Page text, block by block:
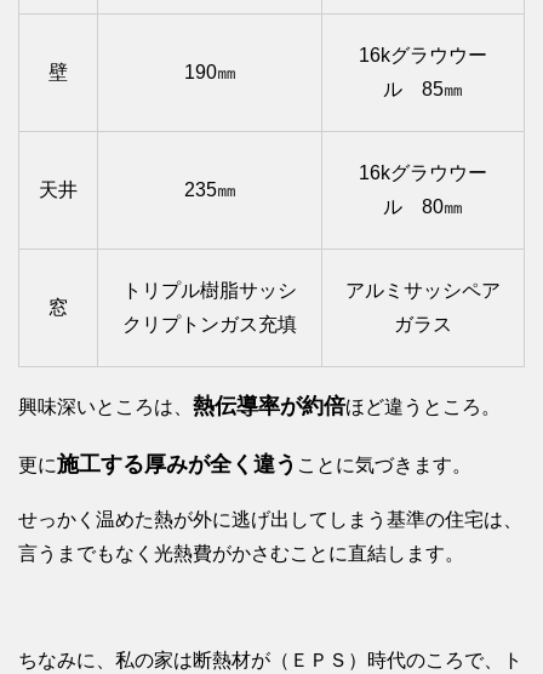
壁 190㎜
16kグラウウー
ル 85㎜
天井 235㎜
16kグラウウー
ル 80㎜
窓
トリプル樹脂サッシ
クリプトンガス充填
アルミサッシペア
ガラス
興味深いところは、 熱伝導率が約倍ほど違うところ。
更に施工する厚みが全く違う ことに気づきます。
せっかく温めた熱が外に逃げ出してしまう基準の住宅は、
言うまでもなく光熱費がかさむことに直結します。
ちなみに、私の家は断熱材が（ＥＰＳ）時代のころで、ト